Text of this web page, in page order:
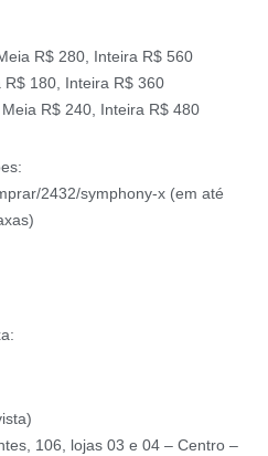
R$ 280, Inteira R$ 560
R$ 180, Inteira R$ 360
R$ 240, Inteira R$ 480
2432/symphony-x (em até
106, lojas 03 e 04 – Centro –